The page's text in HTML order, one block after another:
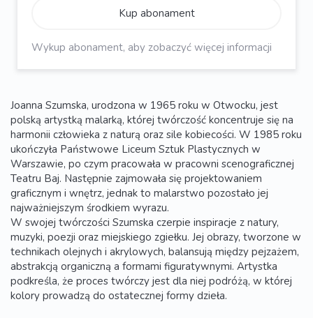
Kup abonament
Wykup abonament, aby zobaczyć więcej informacji
Joanna Szumska, urodzona w 1965 roku w Otwocku, jest
polską artystką malarką, której twórczość koncentruje się na
harmonii człowieka z naturą oraz sile kobiecości. W 1985 roku
ukończyła Państwowe Liceum Sztuk Plastycznych w
Warszawie, po czym pracowała w pracowni scenograficznej
Teatru Baj. Następnie zajmowała się projektowaniem
graficznym i wnętrz, jednak to malarstwo pozostało jej
najważniejszym środkiem wyrazu.
W swojej twórczości Szumska czerpie inspiracje z natury,
muzyki, poezji oraz miejskiego zgiełku. Jej obrazy, tworzone w
technikach olejnych i akrylowych, balansują między pejzażem,
abstrakcją organiczną a formami figuratywnymi. Artystka
podkreśla, że proces twórczy jest dla niej podróżą, w której
kolory prowadzą do ostatecznej formy dzieła.